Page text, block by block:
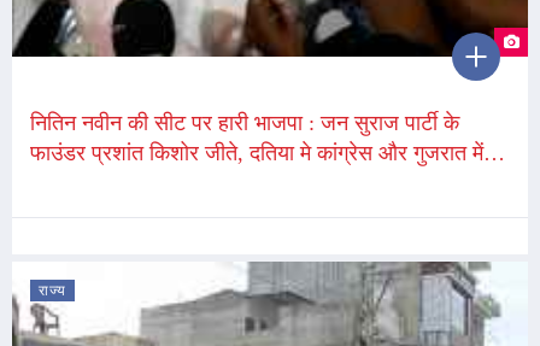
नितिन नवीन की सीट पर हारी भाजपा : जन सुराज पार्टी के
फाउंडर प्रशांत किशोर जीते, दतिया मे कांग्रेस और गुजरात में
राज्य